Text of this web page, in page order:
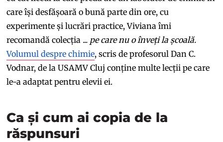
care își desfășoară o bună parte din ore, cu
experimente și lucrări practice, Viviana îmi
recomandă colecția ... pe care nu o înveți la școală.
Volumul despre chimie, scris de profesorul Dan C.
Vodnar, de la USAMV Cluj conține multe lecții pe care
le-a adaptat pentru elevii ei.
Ca și cum ai copia de la
răspunsuri